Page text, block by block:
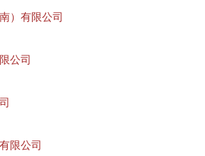
）有限公司
公司
限公司